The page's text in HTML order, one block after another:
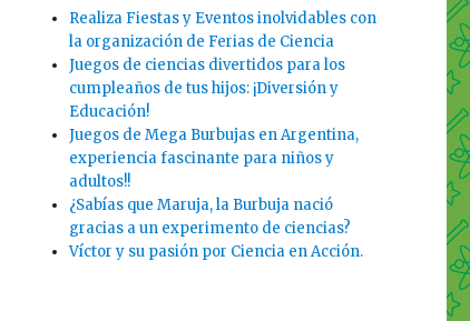
Realiza Fiestas y Eventos inolvidables con
la organización de Ferias de Ciencia
Juegos de ciencias divertidos para los
cumpleaños de tus hijos: ¡Diversión y
Educación!
Juegos de Mega Burbujas en Argentina,
experiencia fascinante para niños y
adultos!!
¿Sabías que Maruja, la Burbuja nació
gracias a un experimento de ciencias?
Víctor y su pasión por Ciencia en Acción.